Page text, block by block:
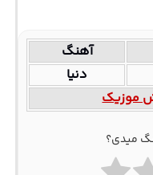
آهنگ
دنیا
موزیک
میدی؟